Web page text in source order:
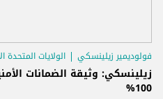
فولوديمير زيلينسكي الولايات المتحدة
زيلينسكي: وثيقة الضمانات
100%